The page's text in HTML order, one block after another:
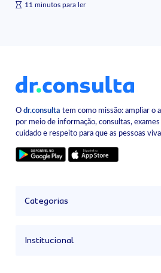
11 minutos para ler
Odr.consulta tem como missão: ampliar o
por meio de informação, consultas,
cuidado e respeito para que as pessoas
Categorias
Institucional